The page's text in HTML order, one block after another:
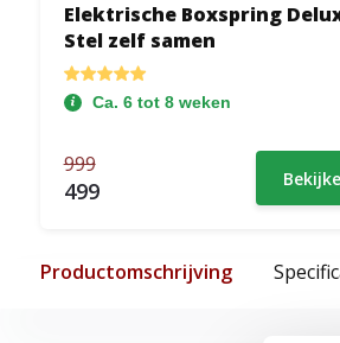
Elektrische Boxspring
Stel zelf samen
Ca. 6 tot 8 weken
999
499
Productomschrijving